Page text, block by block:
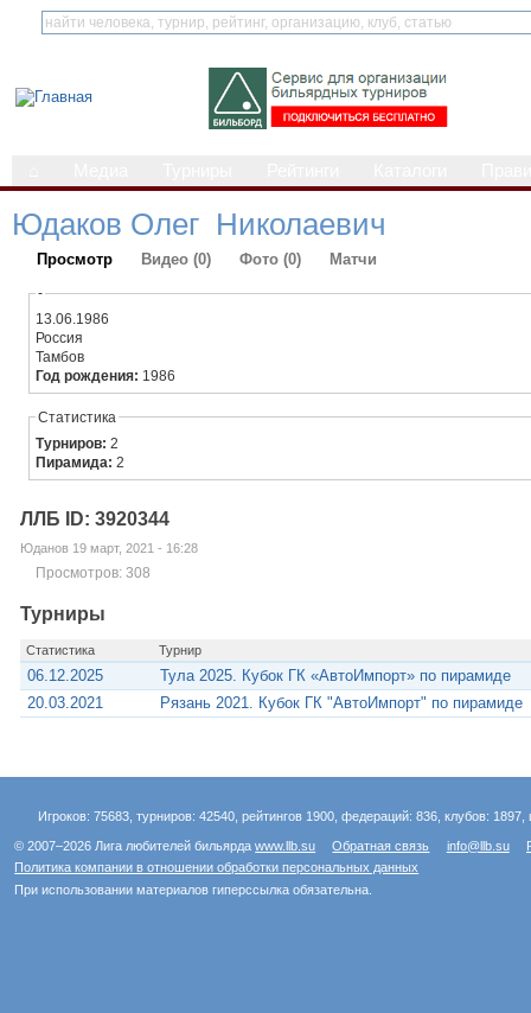
Юдаков Олег Николаевич
Просмотр Видео (0) Фото (0) Матчи
-
13.06.1986
Россия
Тамбов
Год рождения: 1986
Статистика
Турниров:2
Пирамида:2
ЛЛБ ID: 3920344
Юданов 19 март, 2021 - 16:28
Просмотров: 308
Турниры
Статистика Турнир
06.12.2025
Тула 2025. Кубок ГК «АвтоИмпорт» по пирамиде
20.03.2021
Рязань 2021. Кубок ГК "АвтоИмпорт" по пирамиде
Игроков: 75683, турниров: 42540, рейтингов 1900, федераций: 836, клубов:
© 2007–2026 Лига любителей бильярдаwww.llb.su Обратная связь info@llb.su
Политика компании в отношении обработки персональных данных
При использовании материалов гиперссылка обязательна.